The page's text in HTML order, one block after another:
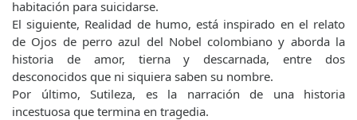
habitación para suicidarse.
El siguiente, Realidad de humo, está inspirado en el relato
de Ojos de perro azul del Nobel colombiano y aborda la
historia de amor, tierna y descarnada, entre dos
desconocidos que ni siquiera saben su nombre.
Por último, Sutileza, es la narración de una historia
incestuosa que termina en tragedia.